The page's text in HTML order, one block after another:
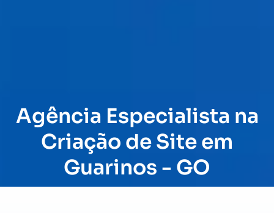
Agência Especialista na
Criação de Site em
Guarinos - GO